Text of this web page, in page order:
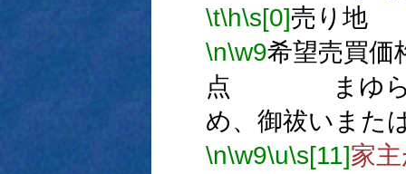
\t\h\s[0]売り地
\n\w9希望売買
点 まゆらの
め、御祓いまた
\n\w9\u\s[11]家